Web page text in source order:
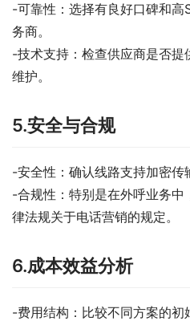
-可靠性：选择有良好口碑和高
务商。
-技术支持：检查供应商是否提
维护。
5.安全与合规
-安全性：确认线路支持加密传
-合规性：特别是在外呼业务
律法规关于电话营销的规定。
6.成本效益分析
-费用结构：比较不同方案的